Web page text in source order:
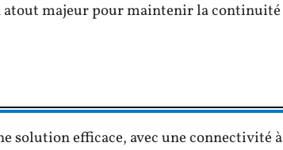
atout majeur pour maintenir la continuité
solution efficace, avec une connectivité à